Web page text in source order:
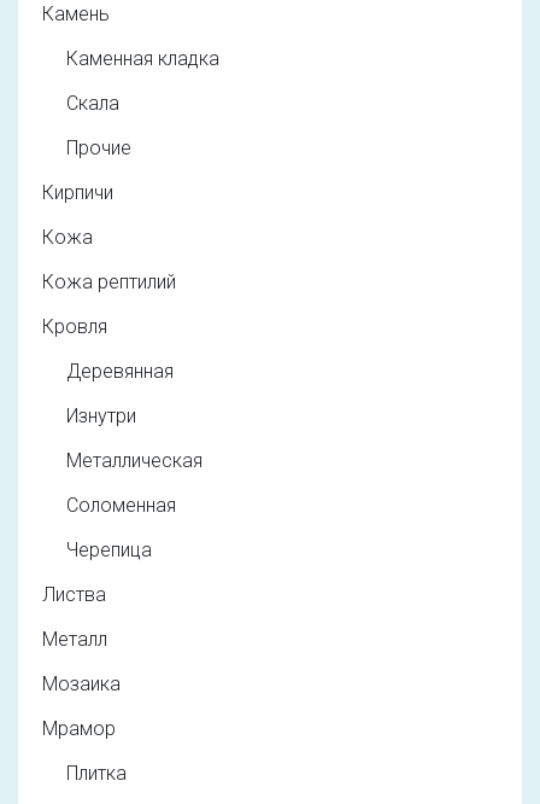
Камень
Каменная кладка
Скала
Прочие
Кирпичи
Кожа
Кожа рептилий
Кровля
Деревянная
Изнутри
Металлическая
Соломенная
Черепица
Листва
Металл
Мозаика
Мрамор
Плитка